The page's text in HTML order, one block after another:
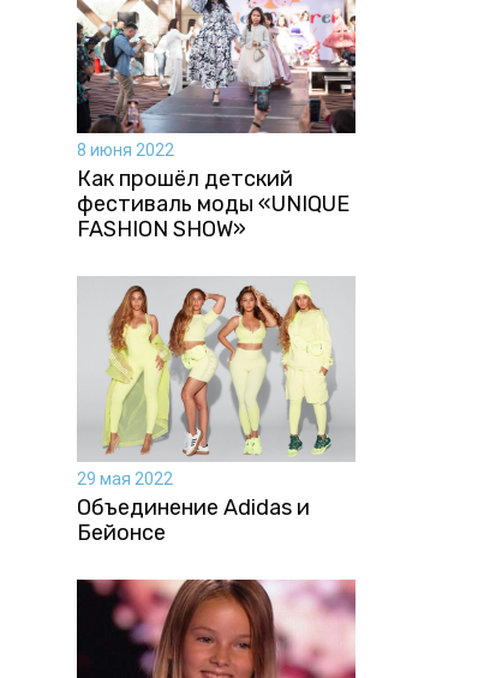
8 июня 2022
Как прошёл детский
фестиваль моды «UNIQUE
FASHION SHOW»
29 мая 2022
Объединение Adidas и
Бейонсе